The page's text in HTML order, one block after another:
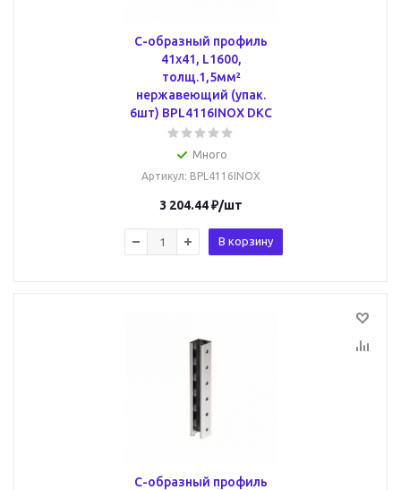
С-образный профиль
41х41, L1600,
толщ.1,5мм²
нержавеющий (упак.
6шт) BPL4116INOX DKC
Много
Артикул: BPL4116INOX
3 204.44₽/шт
В корзину
С-образный профиль